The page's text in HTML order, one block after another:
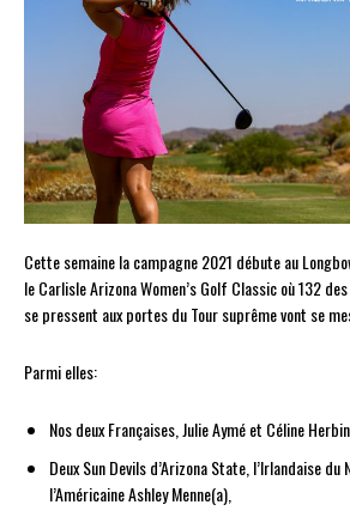
Cette semaine la campagne 2021 débute au
le Carlisle Arizona Women’s Golf Classic où 132
se pressent aux portes du Tour suprême vont se
Parmi elles:
Nos deux Françaises, Julie Aymé et Céline Herbin,
Deux Sun Devils d’Arizona State, l’Irlandaise
l’Américaine Ashley Menne(a),